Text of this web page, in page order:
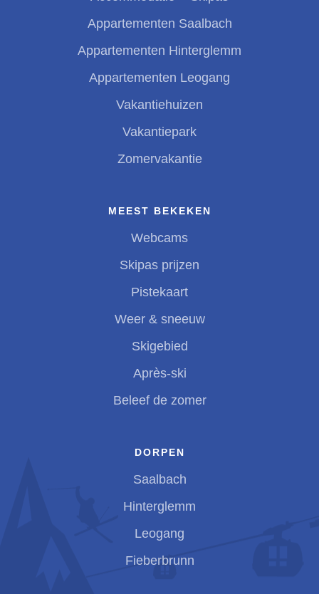
Appartementen Saalbach
Appartementen Hinterglemm
Appartementen Leogang
Vakantiehuizen
Vakantiepark
Zomervakantie
MEEST BEKEKEN
Webcams
Skipas prijzen
Pistekaart
Weer & sneeuw
Skigebied
Après-ski
Beleef de zomer
DORPEN
Saalbach
Hinterglemm
Leogang
Fieberbrunn